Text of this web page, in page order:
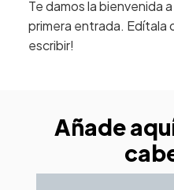
Te damos la bienvenida
primera entrada. Edítala
escribir!
Añade